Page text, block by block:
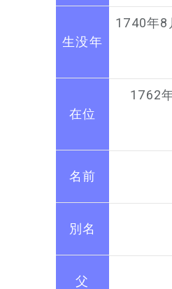
生没年
1740年8
在位
1762
名前
別名
父